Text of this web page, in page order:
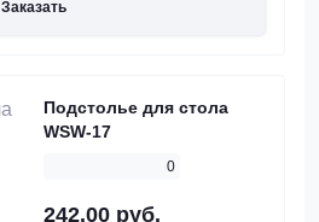
Заказать
Подстолье для стола
WSW-17
0
242.00 руб.